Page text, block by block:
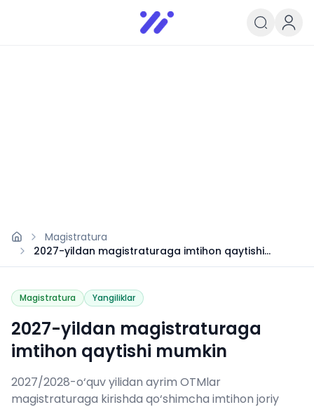
Infoedu
Ta&#039;lim xabarlari va
Magistratura
2027-yildan magistraturaga imtihon qaytishi
mumkin
Magistratura Yangiliklar
2027-yildan magistraturaga
imtihon qaytishi mumkin
2027/2028-o‘quv yilidan ayrim OTMlar
magistraturaga kirishda qo‘shimcha imtihon joriy